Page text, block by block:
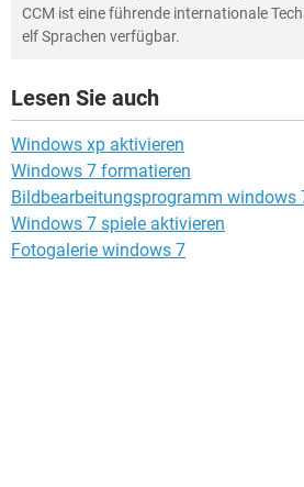
CCM ist eine führende internationale
elf Sprachen verfügbar.
Lesen Sie auch
Windows xp aktivieren
Windows 7 formatieren
Bildbearbeitungsprogramm windows
Windows 7 spiele aktivieren
Fotogalerie windows 7